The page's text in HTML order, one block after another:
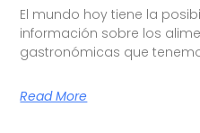
El mundo hoy tiene la
información sobre los
gastronómicas que
Read More